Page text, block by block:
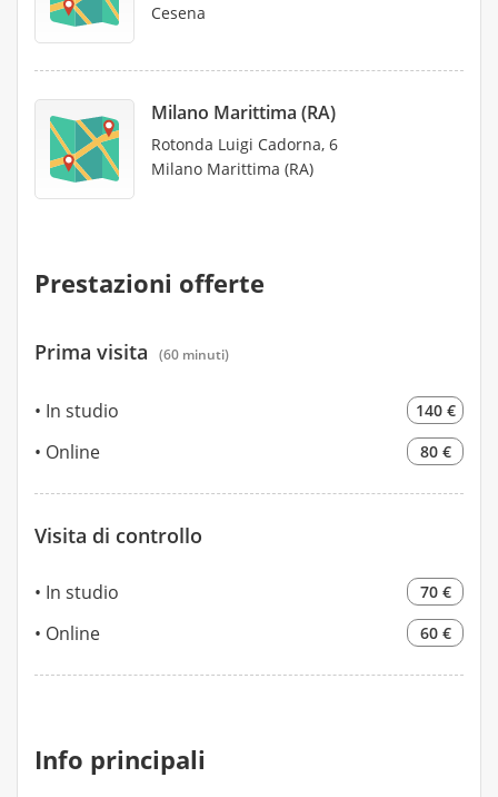
Cesena
Milano Marittima (RA)
Rotonda Luigi Cadorna, 6
Milano Marittima (RA)
Prestazioni offerte
Prima visita (60 minuti)
In studio 140 €
Online 80 €
Visita di controllo
In studio 70 €
Online 60 €
Info principali